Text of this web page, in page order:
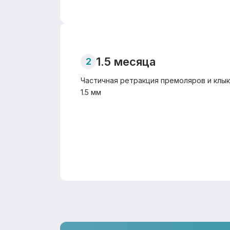
2 1.5 месяца
Частичная ретракция премоляров и
1.5 мм